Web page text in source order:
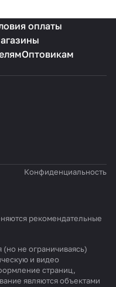
оплаты
Оптовикам
Конфиденциальность
рекомендательные
не ограничиваясь)
и видео
страниц,
являются объектами